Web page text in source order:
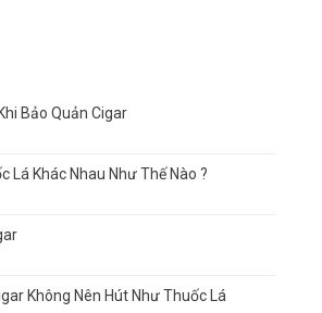
Bảo Quản Cigar
Lá Khác Nhau Như Thế Nào ?
Không Nên Hút Như Thuốc Lá